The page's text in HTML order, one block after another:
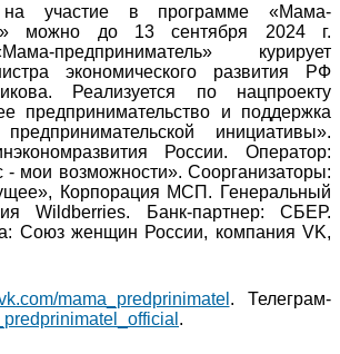
участие в программе «Мама-
можно до 13 сентября 2024 г.
предприниматель» курирует
экономического развития РФ
Реализуется по нацпроекту
предпринимательство и поддержка
инициативы».
России. Оператор:
мои возможности». Соорганизаторы:
Корпорация МСП. Генеральный
Wildberries. Банк-партнер: СБЕР.
Союз женщин России, компания VK,
mama_predprinimatel . Телеграм-
.